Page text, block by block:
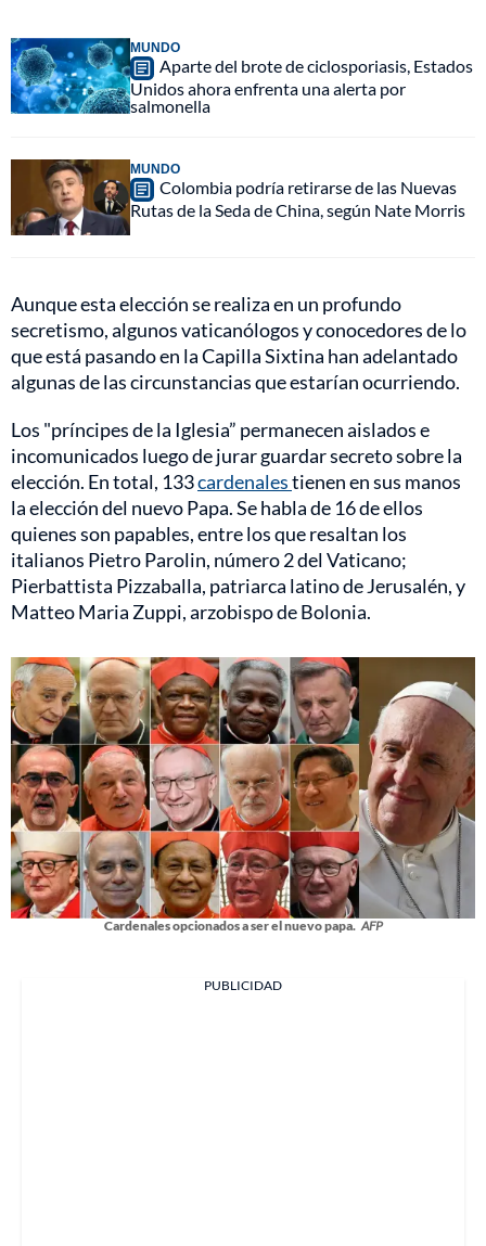
MUNDO
Aparte del brote de ciclosporiasis, Estados
Unidos ahora enfrenta una alerta por
salmonella
MUNDO
Colombia podría retirarse de las Nuevas
Rutas de la Seda de China, según Nate Morris
Aunque esta elección se realiza en un profundo
secretismo, algunos vaticanólogos y conocedores de lo
que está pasando en la Capilla Sixtina han adelantado
algunas de las circunstancias que estarían ocurriendo.
Los "príncipes de la Iglesia” permanecen aislados e
incomunicados luego de jurar guardar secreto sobre la
elección. En total, 133cardenalestienen en sus manos
la elección del nuevo Papa. Se habla de 16 de ellos
quienes son papables, entre los que resaltan los
italianos Pietro Parolin, número 2 del Vaticano;
Pierbattista Pizzaballa, patriarca latino de Jerusalén, y
Matteo Maria Zuppi, arzobispo de Bolonia.
Cardenales opcionados a ser el nuevo papa. AFP
PUBLICIDAD